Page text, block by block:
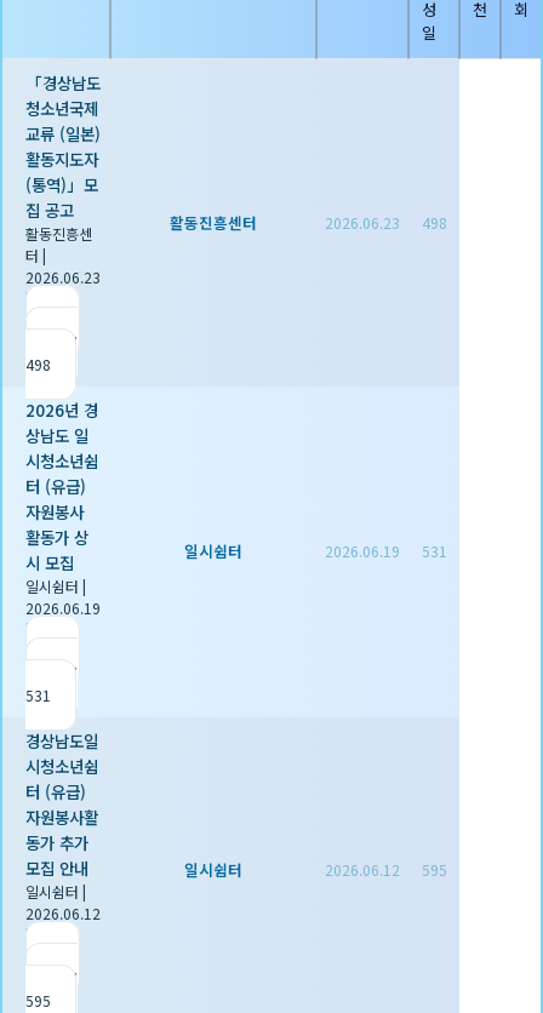
성
일
천
회
「경상남도
청소년국제
교류 (일본)
활동지도자
(통역)」모
집 공고
활동진흥센
터 |
2026.06.23
|
조회
498
활동진흥센터 2026.06.23 498
2026년 경
상남도 일
시청소년쉼
터 (유급)
자원봉사
활동가 상
시 모집
일시쉼터 |
2026.06.19
|
조회
531
일시쉼터 2026.06.19 531
경상남도일
시청소년쉼
터 (유급)
자원봉사활
동가 추가
모집 안내
일시쉼터 |
2026.06.12
|
조회
595
일시쉼터 2026.06.12 595